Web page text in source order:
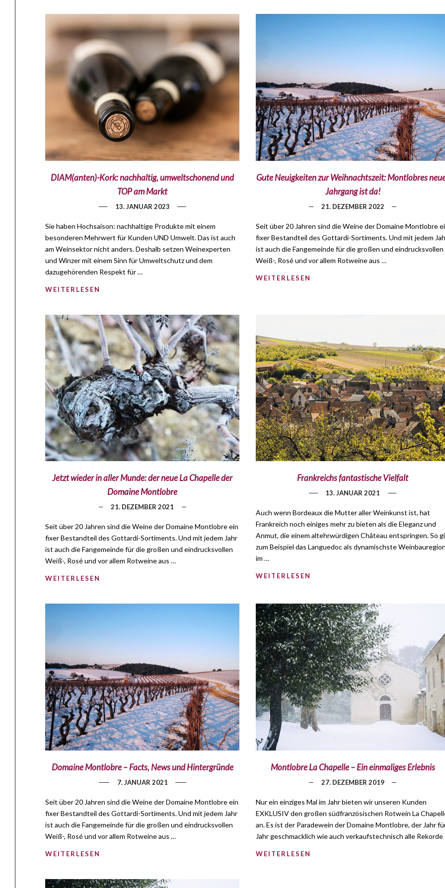
DIAM(anten)-Kork: nachhaltig, umweltschonend und
TOP am Markt
13. JANUAR 2023
Sie haben Hochsaison: nachhaltige Produkte mit einem
besonderen Mehrwert für Kunden UND Umwelt. Das ist auch
am Weinsektor nicht anders. Deshalb setzen Weinexperten
und Winzer mit einem Sinn für Umweltschutz und dem
dazugehörenden Respekt für …
WEITERLESEN
Gute Neuigkeiten zur Weihnachtszeit: Montlobres
Jahrgang ist da!
21. DEZEMBER 2022
Seit über 20 Jahren sind die Weine der Domaine Montlobre
fixer Bestandteil des Gottardi-Sortiments. Und mit jedem
ist auch die Fangemeinde für die großen und eindrucksvollen
Weiß-, Rosé und vor allem Rotweine aus …
WEITERLESEN
Jetzt wieder in aller Munde: der neue La Chapelle der
Domaine Montlobre
21. DEZEMBER 2021
Seit über 20 Jahren sind die Weine der Domaine Montlobre ein
fixer Bestandteil des Gottardi-Sortiments. Und mit jedem Jahr
ist auch die Fangemeinde für die großen und eindrucksvollen
Weiß-, Rosé und vor allem Rotweine aus …
WEITERLESEN
Frankreichs fantastische Vielfalt
13. JANUAR 2021
Auch wenn Bordeaux die Mutter aller Weinkunst ist, hat
Frankreich noch einiges mehr zu bieten als die Eleganz und
Anmut, die einem altehrwürdigen Château entspringen. So
zum Beispiel das Languedoc als dynamischste
im …
WEITERLESEN
Domaine Montlobre – Facts, News und Hintergründe
7. JANUAR 2021
Seit über 20 Jahren sind die Weine der Domaine Montlobre ein
fixer Bestandteil des Gottardi-Sortiments. Und mit jedem Jahr
ist auch die Fangemeinde für die großen und eindrucksvollen
Weiß-, Rosé und vor allem Rotweine aus …
WEITERLESEN
Montlobre La Chapelle – Ein einmaliges Erlebnis
27. DEZEMBER 2019
Nur ein einziges Mal im Jahr bieten wir unseren Kunden
EXKLUSIV den großen südfranzösischen Rotwein La
an. Es ist der Paradewein der Domaine Montlobre, der Jahr
Jahr geschmacklich wie auch verkaufstechnisch alle Rekorde
WEITERLESEN